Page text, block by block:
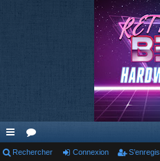
cc or
Rechercher Connexion